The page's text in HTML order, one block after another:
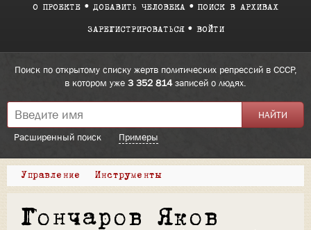
О ПРОЕКТЕ ДОБАВИТЬ ЧЕЛОВЕКА ПОИСК В АРХИВАХ
ЗАРЕГИСТРИРОВАТЬСЯ ВОЙТИ
Поиск по открытому списку жертв политических репрессий в СССР,
в котором уже 3 352 814записей о людях.
Расширенный поиск Примеры
Управление Инструменты
Гончаров Яков